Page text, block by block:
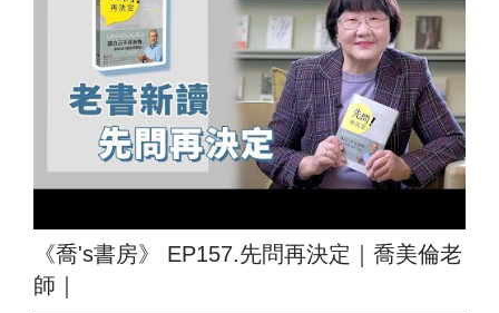
《喬's書房》 EP157.先問再決定｜喬美倫老
師｜